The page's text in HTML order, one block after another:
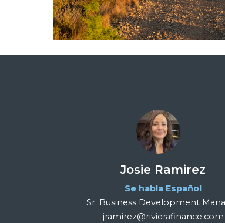
Josie Ramirez
Se habla Español
Sr. Business Development
jramirez@rivierafinance.com